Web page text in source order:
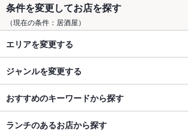
条件を変更してお店を探す
（現在の条件：居酒屋）
エリアを変更する
ジャンルを変更する
おすすめのキーワードから探す
ランチのあるお店から探す